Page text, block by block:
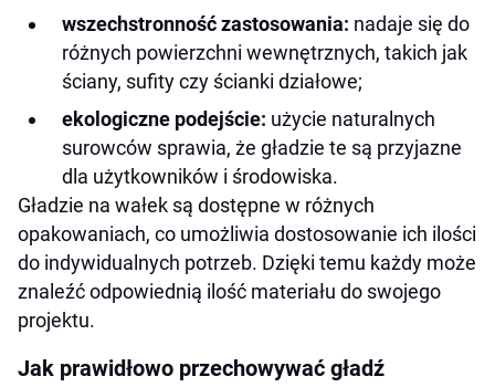
wszechstronność zastosowania: nadaje się do
różnych powierzchni wewnętrznych, takich jak
ściany, sufity czy ścianki działowe;
ekologiczne podejście: użycie naturalnych
surowców sprawia, że gładzie te są przyjazne
dla użytkowników i środowiska.
Gładzie na wałek są dostępne w różnych
opakowaniach, co umożliwia dostosowanie ich ilości
do indywidualnych potrzeb. Dzięki temu każdy może
znaleźć odpowiednią ilość materiału do swojego
projektu.
Jak prawidłowo przechowywać gładź